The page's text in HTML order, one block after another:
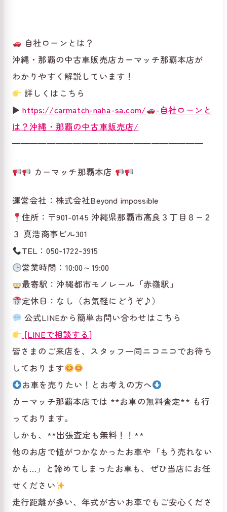
自社ローンとは？
沖縄・那覇の中古車販売店カーマッチ那覇本店が
わかりやすく解説しています！
詳しくはこちら
▶https://carmatch-naha-sa.com/
-自社ローンと
は？沖縄・那覇の中古車販売店/
━━━━━━━━━━━━━━━━━━━━━━
カーマッチ那覇本店
運営会社：株式会社Beyond impossible
住所：〒901-0145 沖縄県那覇市高良３丁目８−２
３ 真浩商事ビル301
TEL：050-1722-3915
営業時間：10:00～19:00
最寄駅：沖縄都市モノレール「赤嶺駅」
定休日：なし（お気軽にどうぞ♪）
公式LINEから簡単お問い合わせはこちら
[LINEで相談する]
皆さまのご来店を、スタッフ一同ニコニコでお待ち
しております
お車を売りたい！とお考えの方へ
カーマッチ那覇本店では **お車の無料査定** も行
っております。
しかも、**出張査定も無料！！**
他のお店で値がつかなかったお車や「もう売れない
かも…」と諦めてしまったお車も、ぜひ当店にお任
せください
走行距離が多い、年式が古いお車でもご安心くださ